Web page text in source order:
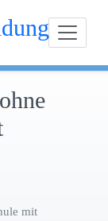
mit
mit